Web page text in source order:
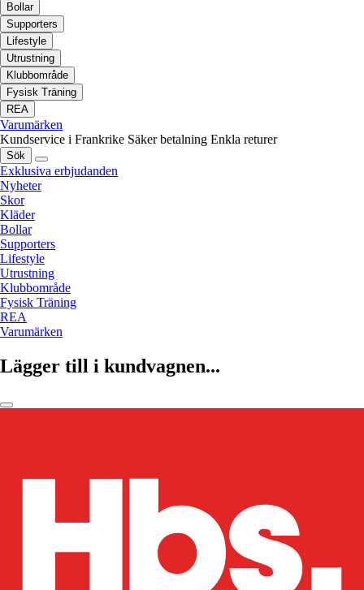
Bollar
Supporters
Lifestyle
Utrustning
Klubbområde
Fysisk Träning
REA
Varumärken
Kundservice i Frankrike Säker betalning Enkla returer
Sök
Exklusiva erbjudanden
Nyheter
Skor
Kläder
Bollar
Supporters
Lifestyle
Utrustning
Klubbområde
Fysisk Träning
REA
Varumärken
Lägger till i kundvagnen...